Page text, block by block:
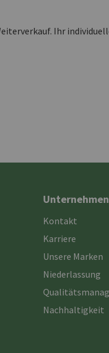
Ihr
Unternehmen
Kontakt
Karriere
Unsere Marken
Niederlassung
Nachhaltigkeit